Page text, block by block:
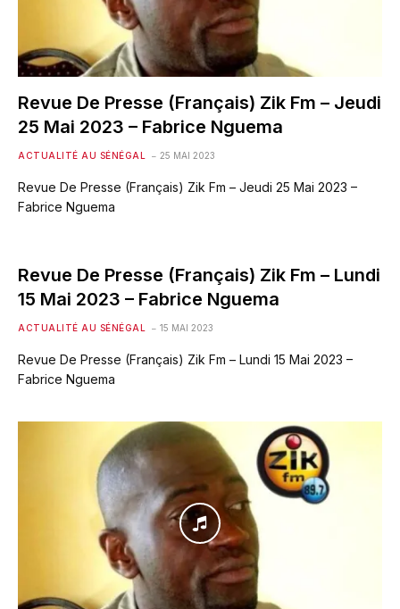
Revue De Presse (Français) Zik Fm – Jeudi
25 Mai 2023 – Fabrice Nguema
ACTUALITÉ AU SÉNÉGAL 25 MAI 2023
Revue De Presse (Français) Zik Fm – Jeudi 25 Mai 2023 –
Fabrice Nguema
Revue De Presse (Français) Zik Fm – Lundi
15 Mai 2023 – Fabrice Nguema
ACTUALITÉ AU SÉNÉGAL 15 MAI 2023
Revue De Presse (Français) Zik Fm – Lundi 15 Mai 2023 –
Fabrice Nguema